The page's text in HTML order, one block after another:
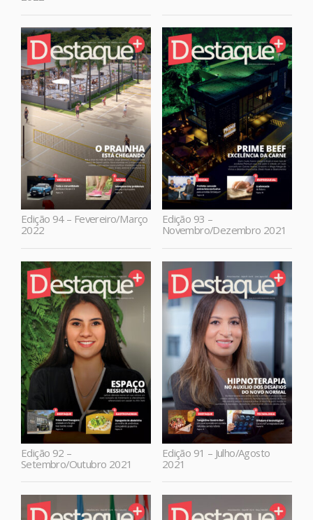
Edição 94 – Fevereiro/Março
2022
Edição 93 –
Novembro/Dezembro 2021
Edição 92 –
Setembro/Outubro 2021
Edição 91 – Julho/Agosto
2021